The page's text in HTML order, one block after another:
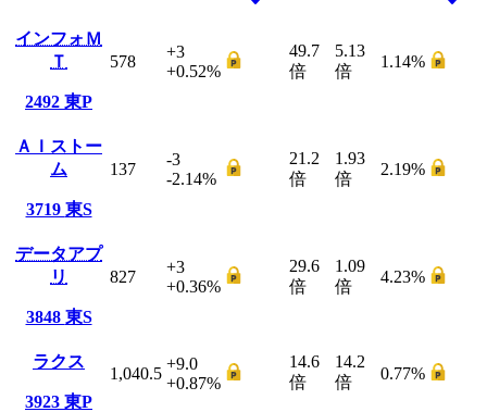
インフォＭ
Ｔ
2492 東P
578
+3
+0.52%
49.7
倍
5.13
倍
1.14%
ＡＩストー
ム
3719 東S
137
-3
-2.14%
21.2
倍
1.93
倍
2.19%
データアプ
リ
3848 東S
827
+3
+0.36%
29.6
倍
1.09
倍
4.23%
ラクス
3923 東P
1,040.5
+9.0
+0.87%
14.6
倍
14.2
倍
0.77%